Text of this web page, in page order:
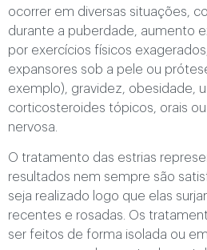
ocorrer em diversas situações,
durante a puberdade, aumento
por exercícios físicos
expansores sob a pele ou
exemplo), gravidez, obesidade,
corticosteroides tópicos, orais
nervosa.
O tratamento das estrias
resultados nem sempre são
seja realizado logo que elas
recentes e rosadas. Os
ser feitos de forma isolada ou